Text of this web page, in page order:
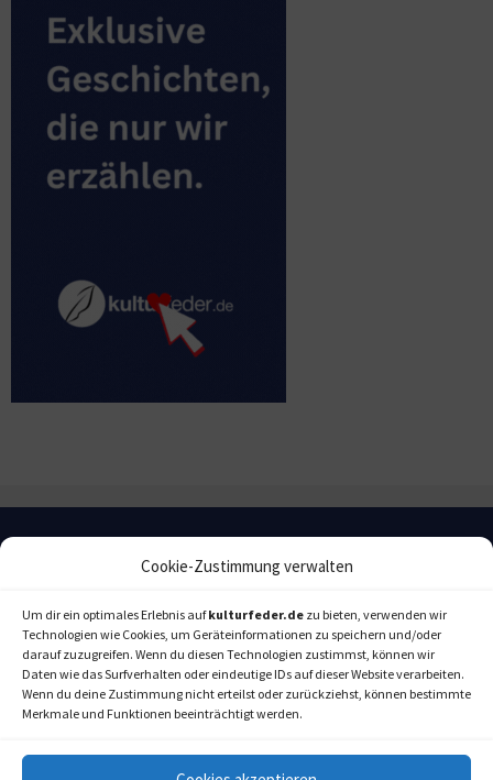
Cookie-Zustimmung verwalten
Um dir ein optimales Erlebnis aufkulturfeder.de zu bieten, verwenden wir
Technologien wie Cookies, um Geräteinformationen zu speichern und/oder
darauf zuzugreifen. Wenn du diesen Technologien zustimmst, können wir
Daten wie das Surfverhalten oder eindeutige IDs auf dieser Website verarbeiten.
Wenn du deine Zustimmung nicht erteilst oder zurückziehst, können bestimmte
Merkmale und Funktionen beeinträchtigt werden.